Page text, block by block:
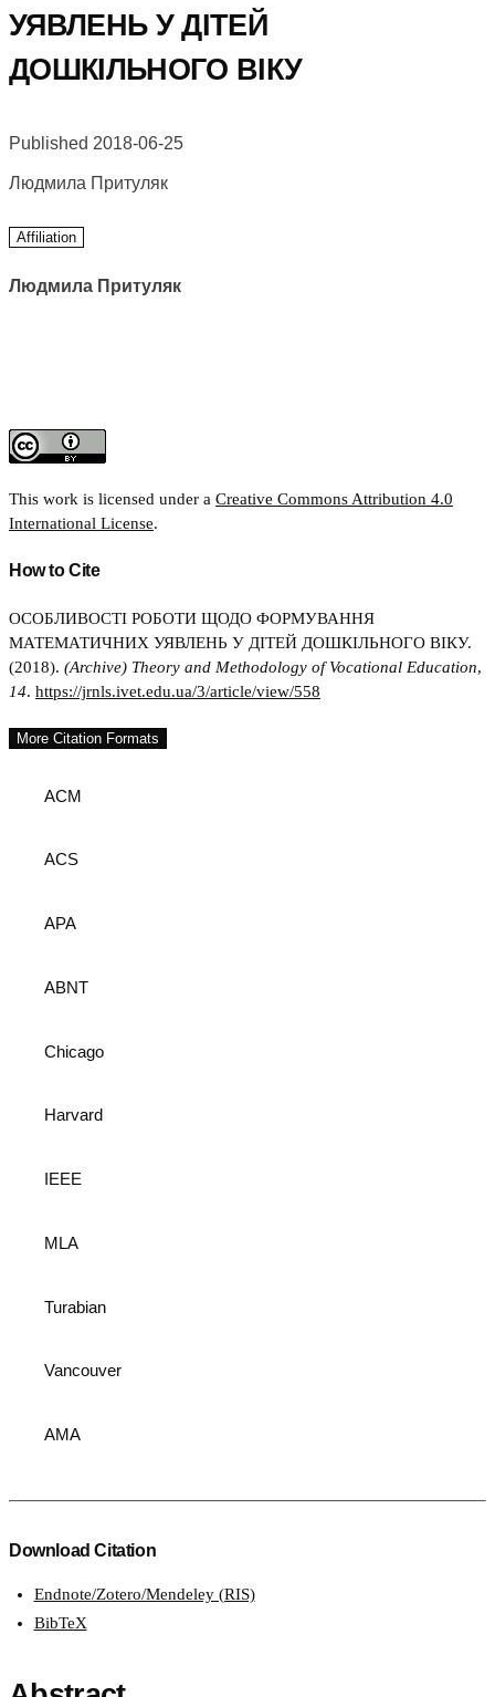
УЯВЛЕНЬ У ДІТЕЙ
ДОШКІЛЬНОГО ВІКУ
Published 2018-06-25
Людмила Притуляк
Affiliation
Людмила Притуляк
This work is licensed under a Creative Commons Attribution 4.0
International License.
How to Cite
ОСОБЛИВОСТІ РОБОТИ ЩОДО ФОРМУВАННЯ
МАТЕМАТИЧНИХ УЯВЛЕНЬ У ДІТЕЙ ДОШКІЛЬНОГО ВІКУ.
(2018). (Archive) Theory and Methodology of Vocational Education,
14. https://jrnls.ivet.edu.ua/3/article/view/558
More Citation Formats
ACM
ACS
APA
ABNT
Chicago
Harvard
IEEE
MLA
Turabian
Vancouver
AMA
Download Citation
Endnote/Zotero/Mendeley (RIS)
BibTeX